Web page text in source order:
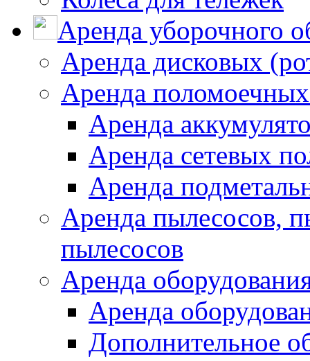
Аренда уборочного
Аренда дисковых
Аренда
Аренда
Аренда сетевых
Аренда
Аренда пылесосов,
пылесосов
Аренда
Аренда
Дополнительное